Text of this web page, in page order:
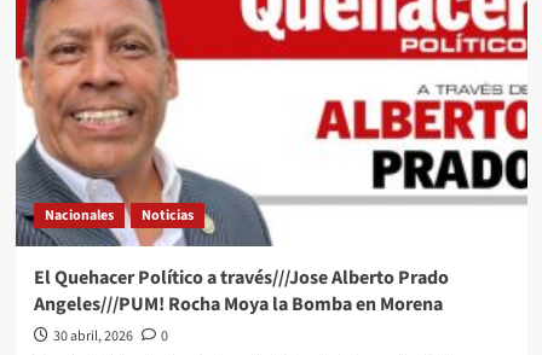
cartón
de
#Luy
#Monero
a
través
de
su
trazo
editorial///Nuestros
Adultos
#QPMX
#QuehacerPolitico
Nacionales Noticias
El Quehacer Político a través///Jose Alberto Prado
Angeles///PUM! Rocha Moya la Bomba en Morena
30 abril, 2026
0